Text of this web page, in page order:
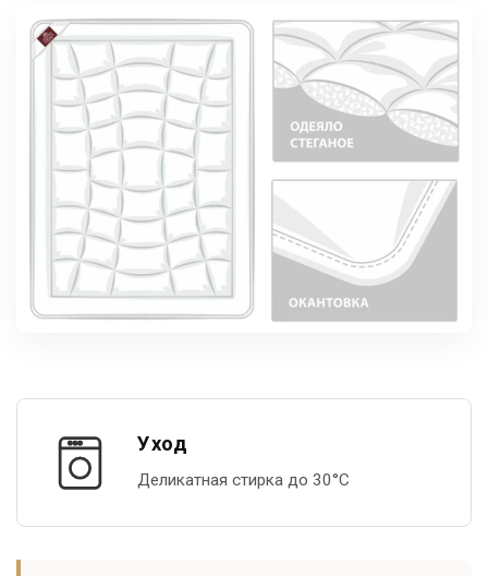
Уход
Деликатная стирка до 30°С